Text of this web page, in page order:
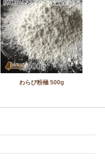
わらび粉極 500g